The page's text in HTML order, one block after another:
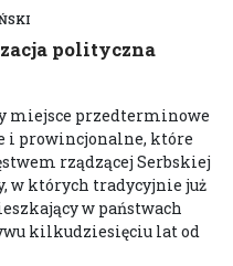
polityczna
miejsce przedterminowe
i prowincjonalne, które
rządzącej Serbskiej
w których tradycyjnie już
w państwach
kilkudziesięciu lat od